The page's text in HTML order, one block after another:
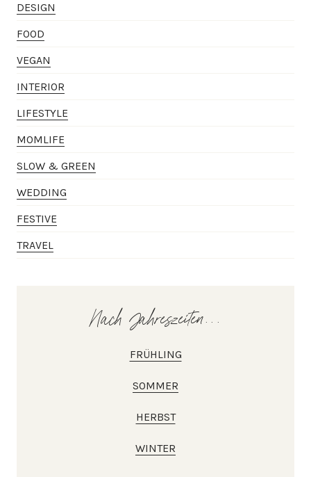
DESIGN
FOOD
VEGAN
INTERIOR
LIFESTYLE
MOMLIFE
SLOW & GREEN
WEDDING
FESTIVE
TRAVEL
Nach Jahreszeiten...
FRÜHLING
SOMMER
HERBST
WINTER